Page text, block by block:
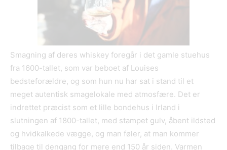
Smagning af deres whiskey foregår i det gamle stuehus
fra 1600-tallet, som var beboet af Louises
bedsteforældre, og som hun nu har sat i stand til et
meget autentisk smagelokale med atmosfære. Det er
indrettet præcist som et lille bondehus i Irland i
slutningen af 1800-tallet, med stampet gulv, åbent ildsted
og hvidkalkede vægge, og man føler, at man kommer
tilbage til dengang for mere end 150 år siden. Varmen